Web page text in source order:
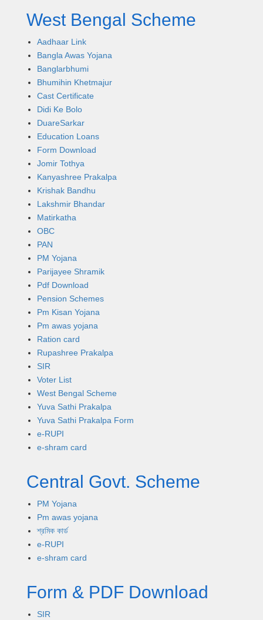
West Bengal Scheme
Aadhaar Link
Bangla Awas Yojana
Banglarbhumi
Bhumihin Khetmajur
Cast Certificate
Didi Ke Bolo
DuareSarkar
Education Loans
Form Download
Jomir Tothya
Kanyashree Prakalpa
Krishak Bandhu
Lakshmir Bhandar
Matirkatha
OBC
PAN
PM Yojana
Parijayee Shramik
Pdf Download
Pension Schemes
Pm Kisan Yojana
Pm awas yojana
Ration card
Rupashree Prakalpa
SIR
Voter List
West Bengal Scheme
Yuva Sathi Prakalpa
Yuva Sathi Prakalpa Form
e-RUPI
e-shram card
Central Govt. Scheme
PM Yojana
Pm awas yojana
শ্রমিক কার্ড
e-RUPI
e-shram card
Form & PDF Download
SIR